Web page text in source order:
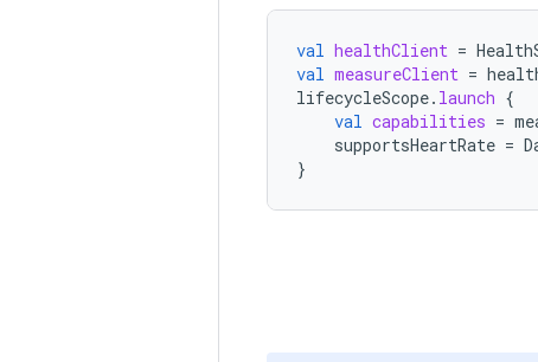
val healthClient =
val measureClient =
lifecycleScope. launch {
val capabilities =
supportsHeartRate =
}